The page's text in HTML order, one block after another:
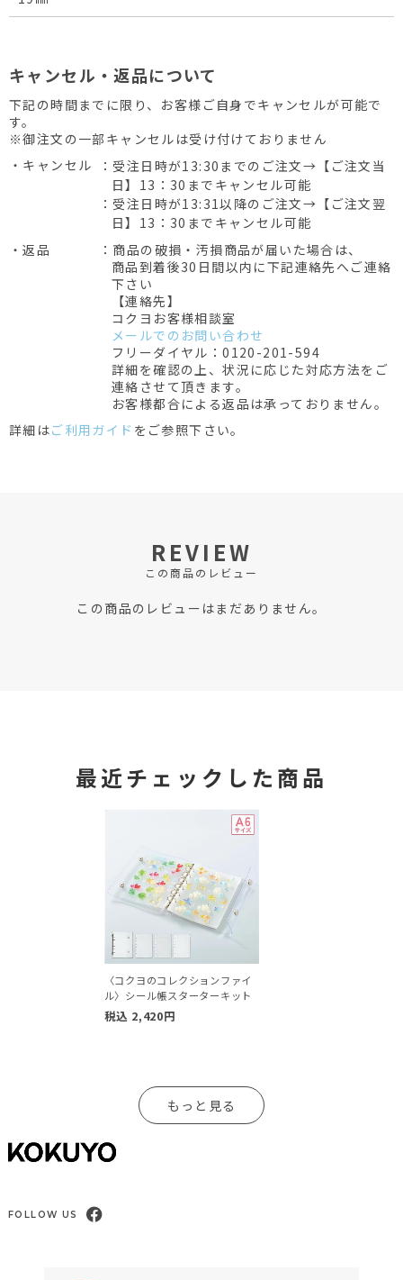
キャンセル・返品について
下記の時間までに限り、お客様ご自身でキャンセルが可能で
す。
※御注文の一部キャンセルは受け付けておりません
・キャンセル
：受注日時が13:30までのご注文→【ご注文当
日】13：30までキャンセル可能
：受注日時が13:31以降のご注文→【ご注文翌
日】13：30までキャンセル可能
・返品
：商品の破損・汚損商品が届いた場合は、
商品到着後30日間以内に下記連絡先へご連絡
下さい
【連絡先】
コクヨお客様相談室
メールでのお問い合わせ
フリーダイヤル：0120-201-594
詳細を確認の上、状況に応じた対応方法をご
連絡させて頂きます。
お客様都合による返品は承っておりません。
詳細はご利用ガイド をご参照下さい。
REVIEW
この商品のレビュー
この商品のレビューはまだありません。
最近チェックした商品
〈コクヨのコレクションファイ
ル〉シール帳スターターキット
税込 2,420円
もっと見る
FOLLOW US